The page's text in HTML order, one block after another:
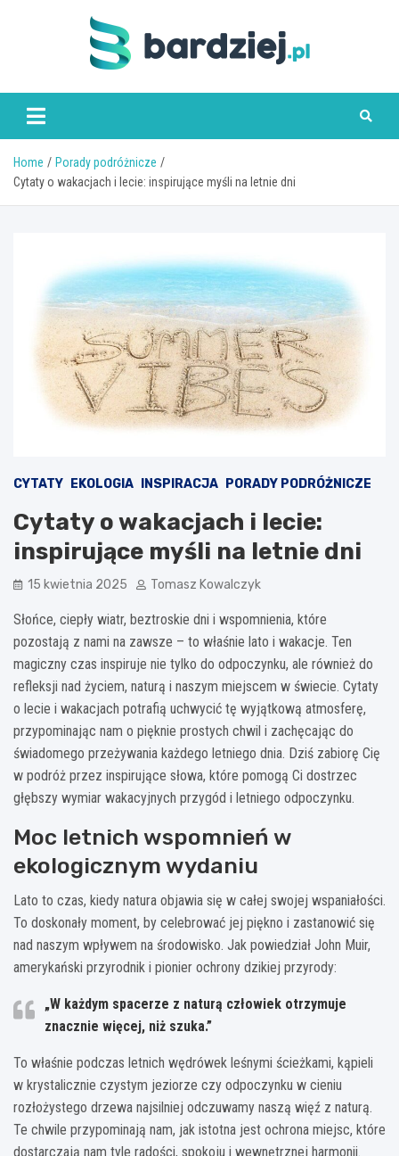
bardziej.pl
Home
Porady podróżnicze
Cytaty o wakacjach i lecie: inspirujące myśli na letnie dni
CYTATY EKOLOGIA INSPIRACJA PORADY PODRÓŻNICZE
Cytaty o wakacjach i lecie:
inspirujące myśli na letnie dni
15 kwietnia 2025 Tomasz Kowalczyk
Słońce, ciepły wiatr, beztroskie dni i wspomnienia, które
pozostają z nami na zawsze – to właśnie lato i wakacje. Ten
magiczny czas inspiruje nie tylko do odpoczynku, ale również do
refleksji nad życiem, naturą i naszym miejscem w świecie. Cytaty
o lecie i wakacjach potrafią uchwycić tę wyjątkową atmosferę,
przypominając nam o pięknie prostych chwil i zachęcając do
świadomego przeżywania każdego letniego dnia. Dziś zabiorę Cię
w podróż przez inspirujące słowa, które pomogą Ci dostrzec
głębszy wymiar wakacyjnych przygód i letniego odpoczynku.
Moc letnich wspomnień w
ekologicznym wydaniu
Lato to czas, kiedy natura objawia się w całej swojej wspaniałości.
To doskonały moment, by celebrować jej piękno i zastanowić się
nad naszym wpływem na środowisko. Jak powiedział John Muir,
amerykański przyrodnik i pionier ochrony dzikiej przyrody:
„W każdym spacerze z naturą człowiek otrzymuje
znacznie więcej, niż szuka.”
To właśnie podczas letnich wędrówek leśnymi ścieżkami, kąpieli
w krystalicznie czystym jeziorze czy odpoczynku w cieniu
rozłożystego drzewa najsilniej odczuwamy naszą więź z naturą.
Te chwile przypominają nam, jak istotna jest ochrona miejsc, które
dostarczają nam tyle radości, spokoju i wewnętrznej harmonii.